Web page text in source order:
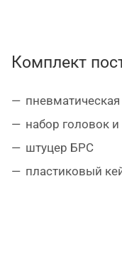
Комплект
набор головок
штуцер БРС
пластиковый